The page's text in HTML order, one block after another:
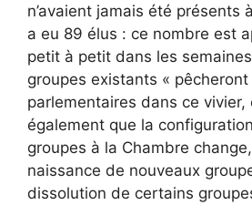
n’avaient jamais été présents
a eu 89 élus : ce nombre est
petit à petit dans les
groupes existants «
parlementaires dans ce
également que la
groupes à la Chambre
naissance de nouveaux
dissolution de certains